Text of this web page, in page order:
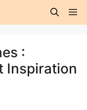
:
Inspiration